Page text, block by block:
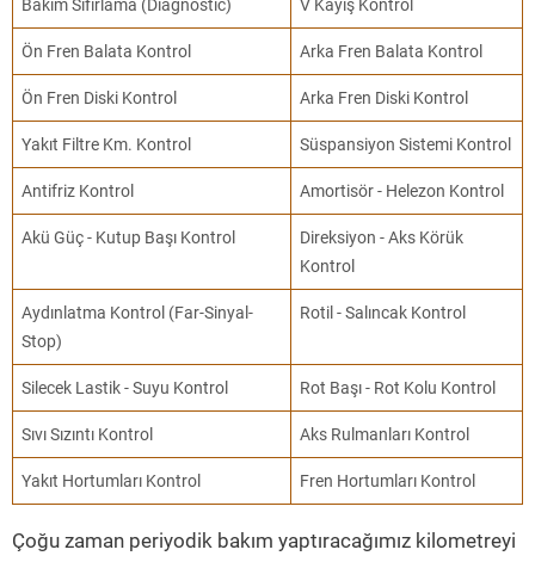
Bakım Sıfırlama (Diagnostic) V Kayış Kontrol
Ön Fren Balata Kontrol Arka Fren Balata Kontrol
Ön Fren Diski Kontrol Arka Fren Diski Kontrol
Yakıt Filtre Km. Kontrol Süspansiyon Sistemi Kontrol
Antifriz Kontrol Amortisör - Helezon Kontrol
Akü Güç - Kutup Başı Kontrol
Direksiyon - Aks Körük
Kontrol
Aydınlatma Kontrol (Far-Sinyal-
Stop)
Rotil - Salıncak Kontrol
Silecek Lastik - Suyu Kontrol Rot Başı - Rot Kolu Kontrol
Sıvı Sızıntı Kontrol Aks Rulmanları Kontrol
Yakıt Hortumları Kontrol Fren Hortumları Kontrol
Çoğu zaman periyodik bakım yaptıracağımız kilometreyi